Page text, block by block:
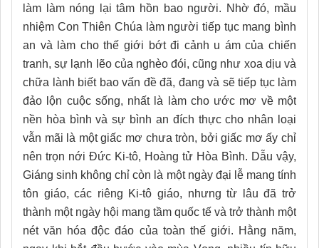
làm làm nóng lại tâm hồn bao người. Nhờ đó, mầu
nhiệm Con Thiên Chúa làm người tiếp tục mang bình
an và làm cho thế giới bớt đi cảnh u ám của chiến
tranh, sự lạnh lẽo của nghèo đói, cũng như xoa dịu và
chữa lành biết bao vấn đề đã, đang và sẽ tiếp tục làm
đảo lộn cuộc sống, nhất là làm cho ước mơ về một
nền hòa bình và sự bình an đích thực cho nhân loại
vẫn mãi là một giấc mơ chưa tròn, bởi giấc mơ ấy chỉ
nên trọn nới Đức Ki-tô, Hoàng tử Hòa Bình. Dẫu vậy,
Giáng sinh không chỉ còn là một ngày đại lễ mang tính
tôn giáo, các riêng Ki-tô giáo, nhưng từ lâu đã trở
thành một ngày hội mang tầm quốc tế và trở thành một
nét văn hóa độc đáo của toàn thế giới. Hằng năm,